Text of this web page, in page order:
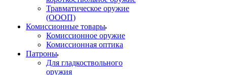
Травматическое оружие
(ОООП)
Комиссионные товары
Комиссионное оружие
Комиссионная оптика
Патроны
Для гладкоствольного
оружия